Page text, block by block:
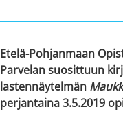
Etelä-Pohjanmaan
Parvelan suosittuun
lastennäytelmän
perjantaina 3.5.2019